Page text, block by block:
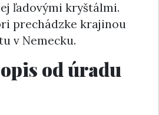
ľadovými kryštálmi.
prechádzke krajinou
v Nemecku.
od úradu